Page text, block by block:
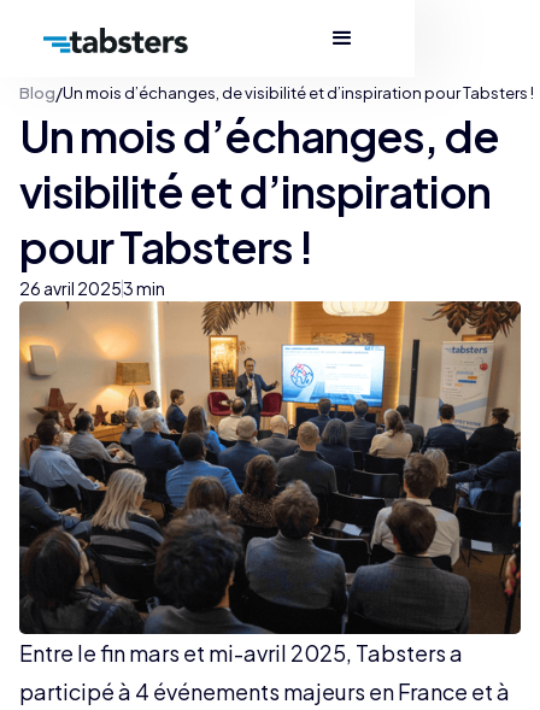
Blog/Un mois d’échanges, de visibilité et d’inspiration pour Tabsters !
Un mois d’échanges, de
visibilité et d’inspiration
pour Tabsters !
26 avril 20253 min
Entre le fin mars et mi-avril 2025, Tabsters a
participé à 4 événements majeurs en France et à